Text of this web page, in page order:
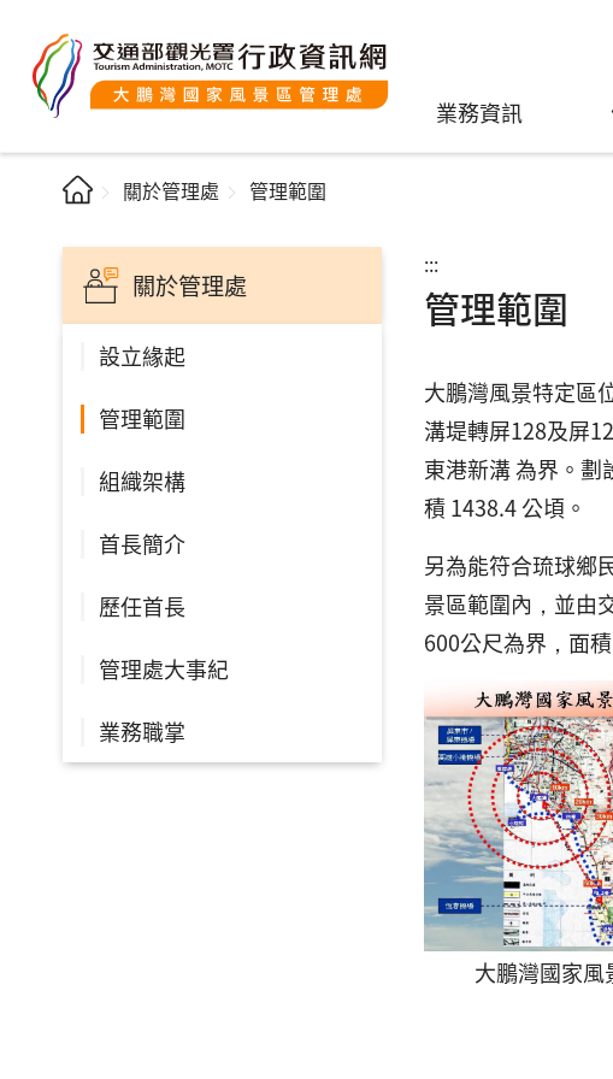
業務資訊
關於管理處 管理範圍
關於管理處
設立緣起
管理範圍
組織架構
首長簡介
歷任首長
管理處大事紀
業務職掌
:::
管理範圍
大鵬灣風景特定區
溝堤轉屏128及屏
東港新溝 為界。劃
積 1438.4 公頃。
另為能符合琉球鄉
景區範圍內，並由
600公尺為界，面
大鵬灣國家風